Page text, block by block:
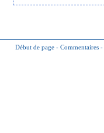
Début de page - Commentaires -